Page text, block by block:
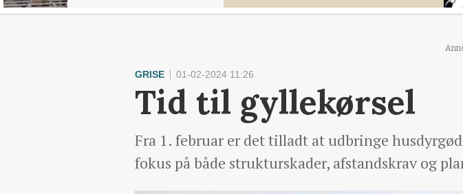
GRISE 01-02-2024 11:26
Tid til gyllekørsel
Fra 1. februar er det tilladt at udbringe
fokus på både strukturskader, afstandskrav og